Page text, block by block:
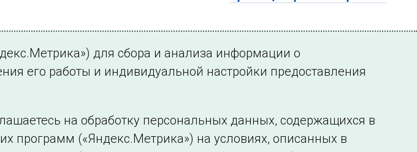
Использование информации Сведения об образовательной организации
для сбора и анализа информации о
его работы и индивидуальной настройки предоставления
на обработку персональных данных, содержащихся в
программ («Яндекс.Метрика») на условиях, описанных в